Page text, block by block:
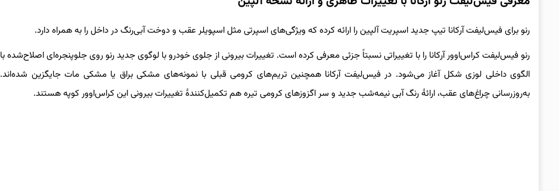
رنو برای فیس‌لیفت آرکانا تیپ جدید اسپریت آلپین را ارائه کرده که ویژگی‌های اسپرتی مثل اسپویلر عقب و دوخت آبی‌رنگ در داخل را به همراه دارد.
رنو فیس‌لیفت کراس‌اوور آرکانا را با تغییراتی نسبتاً جزئی معرفی کرده است. تغییرات بیرونی از جلوی خودرو با لوگوی جدید رنو روی جلوپنجره‌ای اصلاح‌شده با
الگوی داخلی لوزی شکل آغاز می‌شود. در فیس‌لیفت آرکانا همچنین تریم‌های کرومی قبلی با نمونه‌های مشکی براق یا مشکی مات جایگزین شده‌اند.
به‌روزرسانی چراغ‌های عقب، ارائۀ رنگ آبی نیمه‌شب جدید و سر اگزوزهای کرومی تیره هم تکمیل‌کنندهٔ تغییرات بیرونی این کراس‌اوور کوپه هستند.